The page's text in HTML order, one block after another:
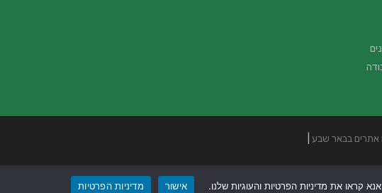
אתרים בבאר שבע
קראו את מדיניות הפרטיות והעוגיות שלנו. אישור מדיניות הפרטיות